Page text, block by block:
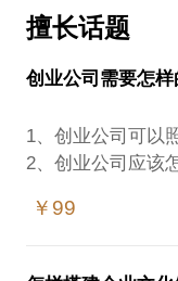
擅长话题
创业公司需要怎样
1、创业公司可以
2、创业公司应该
￥99